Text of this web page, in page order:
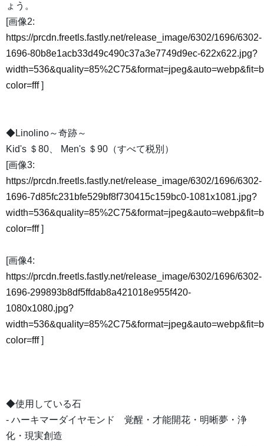
ょう。
[画像2:
https://prcdn.freetls.fastly.net/release_image/6302/1696/6302-
1696-80b8e1acb33d49c490c37a3e7749d9ec-622x622.jpg?
color=fff]
◆Linolino～奇跡～
Kid's ＄80、 Men's ＄90（すべて税別）
[画像3:
https://prcdn.freetls.fastly.net/release_image/6302/1696/6302-
1696-7d85fc231bfe529bf8f730415c159bc0-1081x1081.jpg?
color=fff]
[画像4:
https://prcdn.freetls.fastly.net/release_image/6302/1696/6302-
1696-299893b8df5ffdab8a421018e955f420-
1080x1080.jpg?
color=fff]
◆使用している石
- ハーキマーダイヤモンド 覚醒・才能開花・明晰夢・浄
化・現実創造